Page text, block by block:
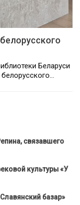
Беларуси
связавшего
культуры «У
базар»